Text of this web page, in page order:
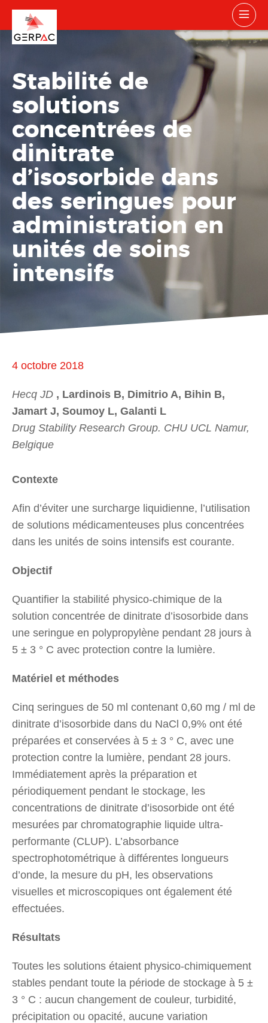
Stabilité de
solutions
concentrées de
dinitrate
d’isosorbide dans
des seringues pour
administration en
unités de soins
intensifs
4 octobre 2018
Hecq JD , Lardinois B, Dimitrio A, Bihin B,
Jamart J, Soumoy L, Galanti L
Drug Stability Research Group. CHU UCL Namur,
Belgique
Contexte
Afin d’éviter une surcharge liquidienne, l’utilisation
de solutions médicamenteuses plus concentrées
dans les unités de soins intensifs est courante.
Objectif
Quantifier la stabilité physico-chimique de la
solution concentrée de dinitrate d’isosorbide dans
une seringue en polypropylène pendant 28 jours à
5 ± 3 ° C avec protection contre la lumière.
Matériel et méthodes
Cinq seringues de 50 ml contenant 0,60 mg / ml de
dinitrate d’isosorbide dans du NaCl 0,9% ont été
préparées et conservées à 5 ± 3 ° C, avec une
protection contre la lumière, pendant 28 jours.
Immédiatement après la préparation et
périodiquement pendant le stockage, les
concentrations de dinitrate d’isosorbide ont été
mesurées par chromatographie liquide ultra-
performante (CLUP). L’absorbance
spectrophotométrique à différentes longueurs
d’onde, la mesure du pH, les observations
visuelles et microscopiques ont également été
effectuées.
Résultats
Toutes les solutions étaient physico-chimiquement
stables pendant toute la période de stockage à 5 ±
3 ° C : aucun changement de couleur, turbidité,
précipitation ou opacité, aucune variation